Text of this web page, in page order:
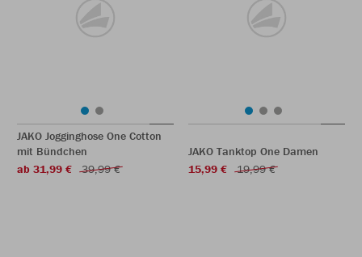
JAKO Jogginghose One Cotton
mit Bündchen
ab 31,99 €
39,99 €
JAKO Tanktop One Damen
15,99 €
19,99 €